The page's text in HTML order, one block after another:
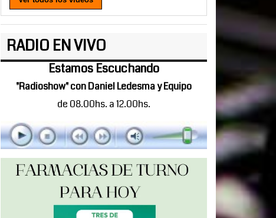
RADIO EN VIVO
Estamos Escuchando
"Radioshow" con Daniel Ledesma y Equipo
de 08.00hs. a 12.00hs.